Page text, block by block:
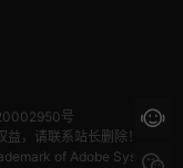
号
，请联系站长删除！
of Adobe Systems